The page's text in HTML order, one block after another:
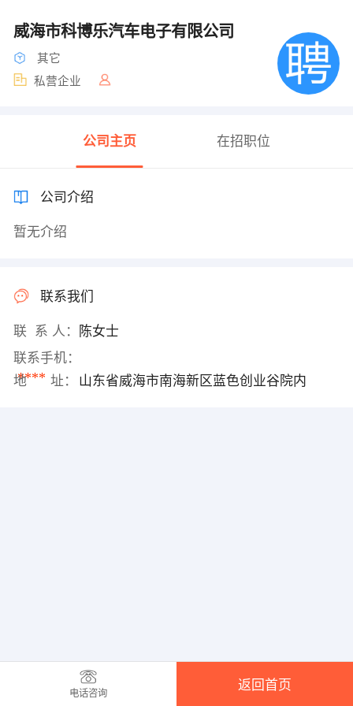
威海市科博乐汽车电子有限公司
其它
私营企业
公司主页 在招职位
公司介绍
暂无介绍
联系我们
联 系 人：
陈女士
联系手机：
****
地 址： 山东省威海市南海新区蓝色创业谷院内
电话咨询
返回首页